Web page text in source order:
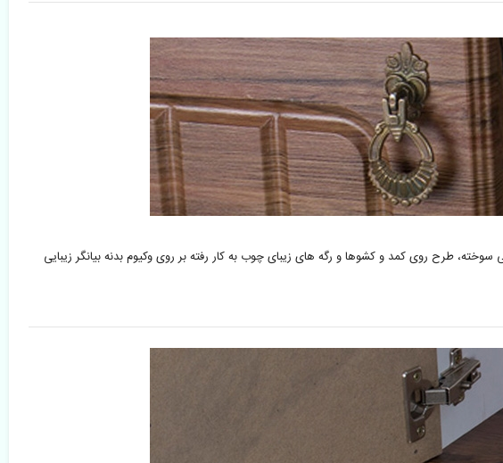
طرح روی کمد و کشوها و رگه های زیبای چوب به کار رفته بر روی وکیوم بدنه بیانگر زیبایی